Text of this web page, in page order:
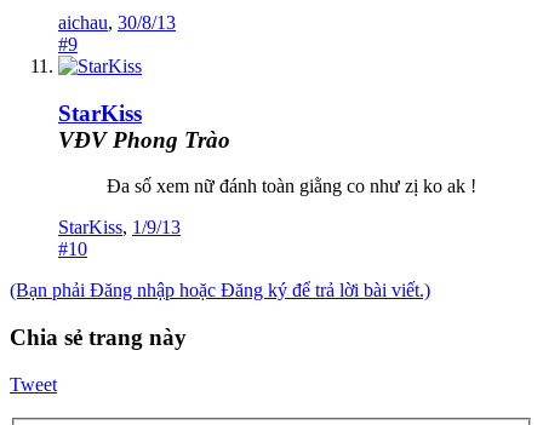
aichau, 30/8/13
#9
StarKiss
VĐV Phong Trào
Đa số xem nữ đánh toàn giằng co như zị ko ak !
StarKiss, 1/9/13
#10
(Bạn phải Đăng nhập hoặc Đăng ký để trả lời bài viết.)
Chia sẻ trang này
Tweet